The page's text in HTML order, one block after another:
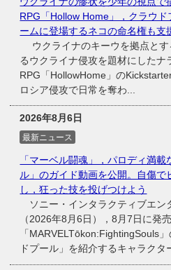
RPG「Hollow Home」，クラウ
ームに登場するネコの命名権も支
ウクライナのキーウを拠点とす
るウクライナ侵攻を題材にしたナ
RPG「HollowHome」の
ロシア侵攻で日常を奪わ...
2026年8月6日
最新ニュース
「マーベル闘魂」，パロディ満
ル」のガイド動画を公開。自傷で
し，狂った技を投げつけよう
ソニー・インタラクティブエン
（2026年8月6日），8月7日に発
「MARVELTōkon:FightingSouls
ドプール」を紹介するキャラクタ